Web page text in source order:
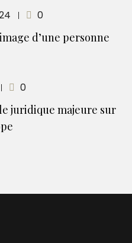
0
d’une personne
0
juridique majeure sur